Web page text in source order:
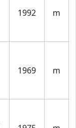
1992 m
1969 m